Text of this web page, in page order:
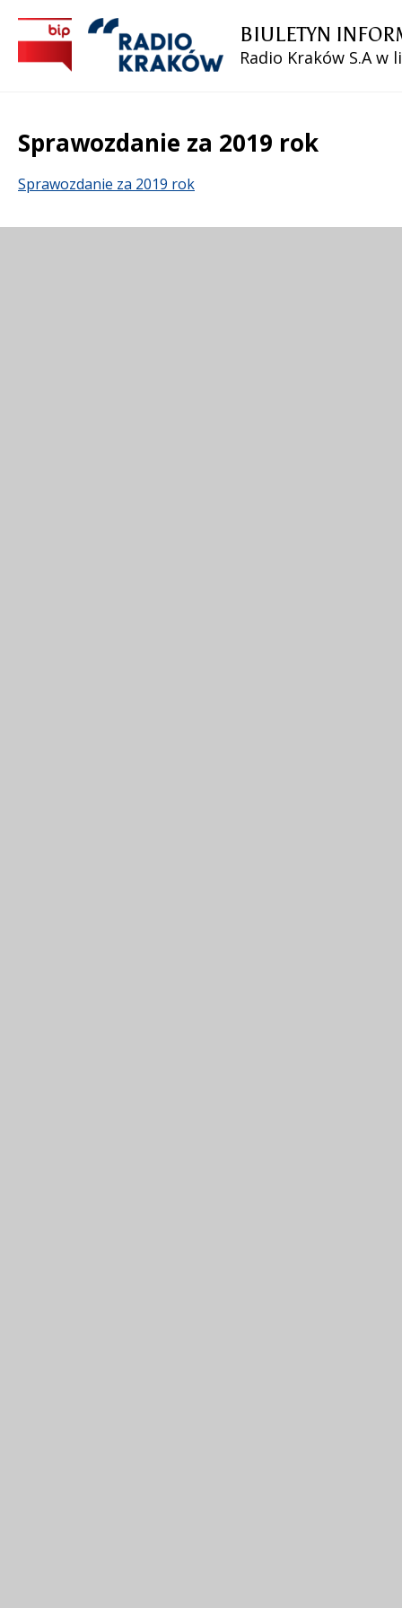
BIULETYN
Radio Kraków S.A w
Sprawozdanie za 2019 rok
Treść
Sprawozdanie za 2019 rok